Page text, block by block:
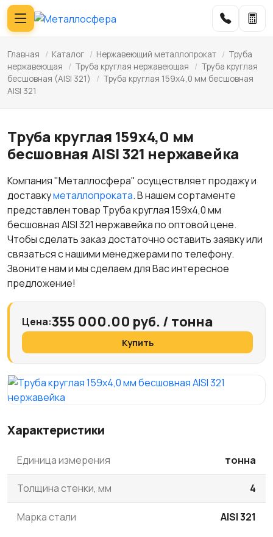
Главная / Каталог / Нержавеющий металлопрокат / Труба
нержавеющая
/ Труба круглая нержавеющая / Труба круглая
бесшовная (AISI 321)
/ Труба круглая 159х4,0 мм бесшовная
AISI 321
Труба круглая 159х4,0 мм
бесшовная AISI 321 нержавейка
Компания "Металлосфера" осуществляет продажу и
доставкуметаллопроката. В нашем сортаменте
представлен товар Труба круглая 159х4,0 мм
бесшовная AISI 321 нержавейка по оптовой цене.
Чтобы сделать заказ достаточно оставить заявку или
связаться с нашими менеджерами по телефону.
Звоните нам и мы сделаем для Вас интересное
предложение!
Цена:355 000.00 руб. / тонна
Купить
Характеристики
Единица измерения тонна
Толщина стенки, мм 4
Марка стали AISI 321